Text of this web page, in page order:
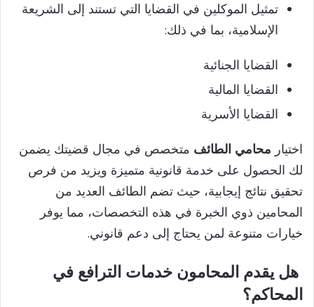
تمثيل الموكلين في القضايا التي تستند إلى الشريعة
الإسلامية، بما في ذلك:
القضايا الجنائية
القضايا المالية
القضايا الأسرية
اختيار محامي الطائف متخصص في مجال قضيتك يضمن
لك الحصول على خدمة قانونية متميزة ويزيد من فرص
تحقيق نتائج إيجابية، حيث تضم الطائف العديد من
المحامين ذوي الخبرة في هذه التخصصات، مما يوفر
خيارات متنوعة لمن يحتاج إلى دعم قانوني.
هل يقدم المحامون خدمات الترافع في
المحاكم؟